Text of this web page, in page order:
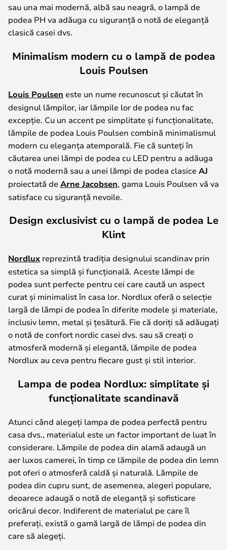
sau una mai modernă, albă sau neagră, o lampă de
podea PH va adăuga cu siguranță o notă de eleganță
clasică casei dvs.
Minimalism modern cu o lampă de podea
Louis Poulsen
Louis Poulsen este un nume recunoscut și căutat în
designul lămpilor, iar lămpile lor de podea nu fac
excepție. Cu un accent pe simplitate și funcționalitate,
lămpile de podea Louis Poulsen combină minimalismul
modern cu eleganța atemporală. Fie că sunteți în
căutarea unei lămpi de podea cu LED pentru a adăuga
o notă modernă sau a unei lămpi de podea clasiceAJ
proiectată deArne Jacobsen, gama Louis Poulsen vă va
satisface cu siguranță nevoile.
Design exclusivist cu o lampă de podea Le
Klint
Nordlux reprezintă tradiția designului scandinav prin
estetica sa simplă și funcțională. Aceste lămpi de
podea sunt perfecte pentru cei care caută un aspect
curat și minimalist în casa lor. Nordlux oferă o selecție
largă de lămpi de podea în diferite modele și materiale,
inclusiv lemn, metal și țesătură. Fie că doriți să adăugați
o notă de confort nordic casei dvs. sau să creați o
atmosferă modernă și elegantă, lămpile de podea
Nordlux au ceva pentru fiecare gust și stil interior.
Lampa de podea Nordlux: simplitate și
funcționalitate scandinavă
Atunci când alegeți lampa de podea perfectă pentru
casa dvs., materialul este un factor important de luat în
considerare. Lămpile de podea din alamă adaugă un
aer luxos camerei, în timp ce lămpile de podea din lemn
pot oferi o atmosferă caldă și naturală. Lămpile de
podea din cupru sunt, de asemenea, alegeri populare,
deoarece adaugă o notă de eleganță și sofisticare
oricărui decor. Indiferent de materialul pe care îl
preferați, există o gamă largă de lămpi de podea din
care să alegeți.